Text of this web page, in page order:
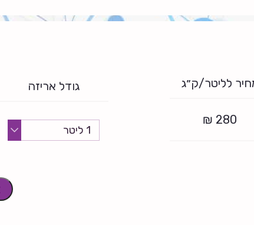
לליטר/ק״ג
280
₪
גודל אריזה